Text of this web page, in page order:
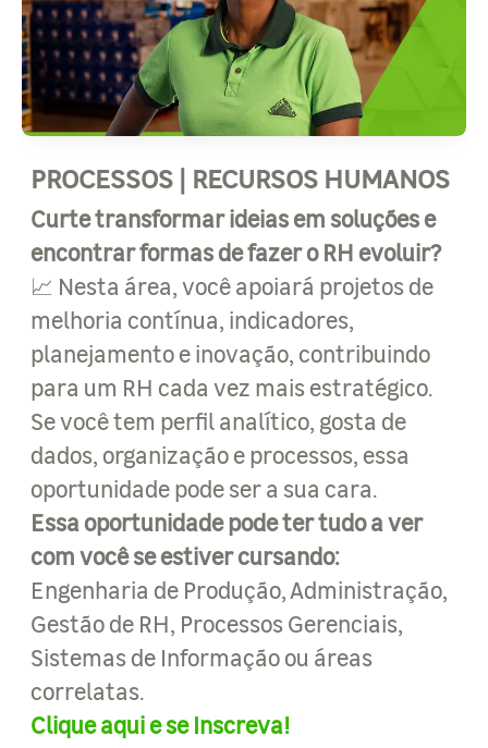
PROCESSOS | RECURSOS HUMANOS
Curte transformar ideias em soluções e
encontrar formas de fazer o RH evoluir?
📈 Nesta área, você apoiará projetos de
melhoria contínua, indicadores,
planejamento e inovação, contribuindo
para um RH cada vez mais estratégico.
Se você tem perfil analítico, gosta de
dados, organização e processos, essa
oportunidade pode ser a sua cara.
Essa oportunidade pode ter tudo a ver
com você se estiver cursando:
Engenharia de Produção, Administração,
Gestão de RH, Processos Gerenciais,
Sistemas de Informação ou áreas
correlatas.
Clique aqui e se Inscreva!